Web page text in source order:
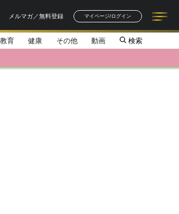
メルマガ／無料登録
マイページ/ログイン
記事一覧
著者一覧
教育 健康 その他 動画 検索